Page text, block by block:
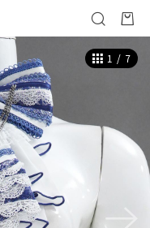
1 / 7